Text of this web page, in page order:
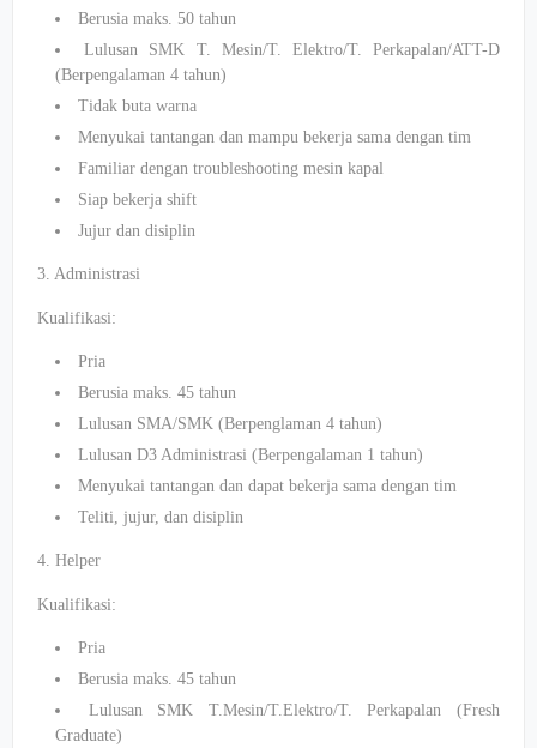
Berusia maks. 50 tahun
Lulusan SMK T. Mesin/T. Elektro/T. Perkapalan/ATT-D
(Berpengalaman 4 tahun)
Tidak buta warna
Menyukai tantangan dan mampu bekerja sama dengan tim
Familiar dengan troubleshooting mesin kapal
Siap bekerja shift
Jujur dan disiplin
3. Administrasi
Kualifikasi:
Pria
Berusia maks. 45 tahun
Lulusan SMA/SMK (Berpenglaman 4 tahun)
Lulusan D3 Administrasi (Berpengalaman 1 tahun)
Menyukai tantangan dan dapat bekerja sama dengan tim
Teliti, jujur, dan disiplin
4. Helper
Kualifikasi:
Pria
Berusia maks. 45 tahun
Lulusan SMK T.Mesin/T.Elektro/T. Perkapalan (Fresh
Graduate)